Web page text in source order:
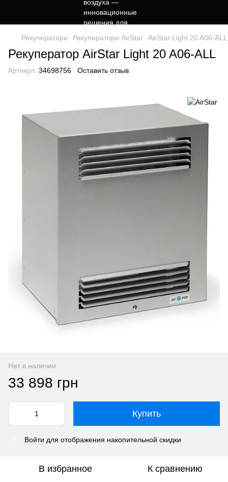
Рекуператори Рекуператори AirStar AirStar Light 20 A06-ALL
Рекуператор AirStar Light 20 A06-ALL
Артикул: 34698756 Оставить отзыв
Нет в наличии
33 898 грн
Купить
Войти для отображения накопительной скидки
В избранное К сравнению